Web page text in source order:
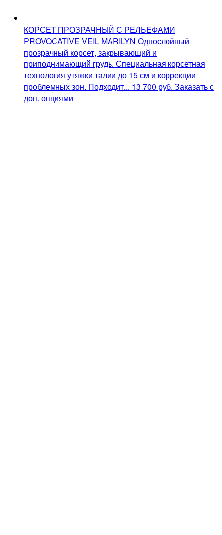
КОРСЕТ ПРОЗРАЧНЫЙ С РЕЛЬЕФАМИ
PROVOCATIVE VEIL MARILYN Однослойный
прозрачный корсет, закрывающий и
приподнимающий грудь. Специальная корсетная
технология утяжки талии до 15 см и коррекции
проблемных зон. Подходит... 13 700 руб. Заказать с
доп. опциями